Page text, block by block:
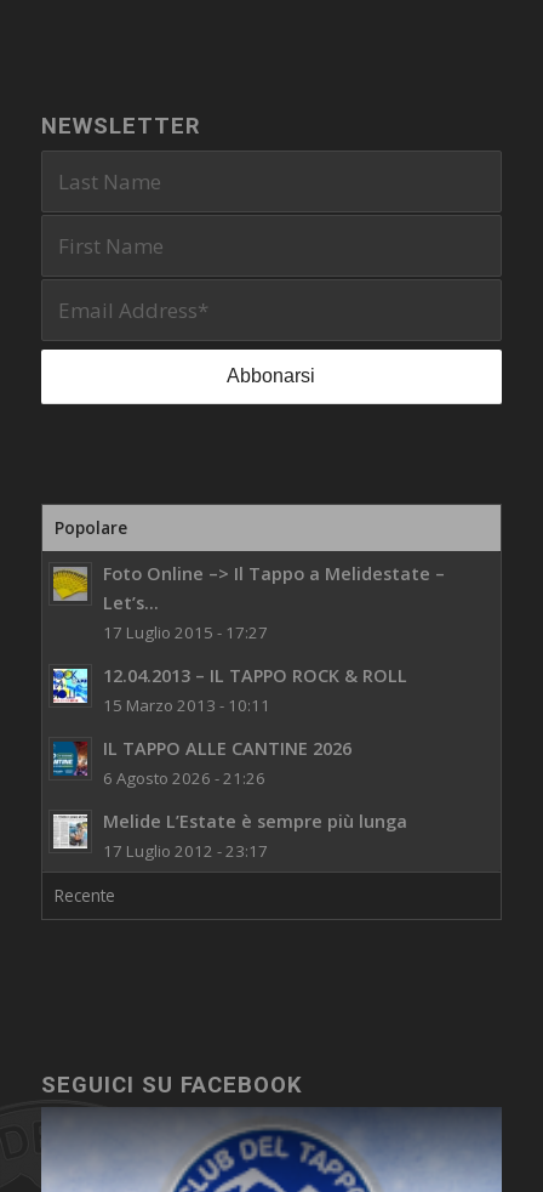
NEWSLETTER
Popolare
Foto Online –> Il Tappo a Melidestate –
Let’s...
17 Luglio 2015 - 17:27
12.04.2013 – IL TAPPO ROCK & ROLL
15 Marzo 2013 - 10:11
IL TAPPO ALLE CANTINE 2026
6 Agosto 2026 - 21:26
Melide L’Estate è sempre più lunga
17 Luglio 2012 - 23:17
Recente
SEGUICI SU FACEBOOK